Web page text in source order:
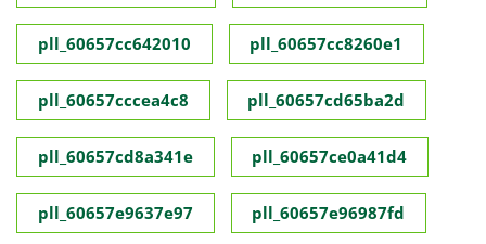
pll_60657cc642010 pll_60657cc8260e1
pll_60657cccea4c8 pll_60657cd65ba2d
pll_60657cd8a341e pll_60657ce0a41d4
pll_60657e9637e97 pll_60657e96987fd